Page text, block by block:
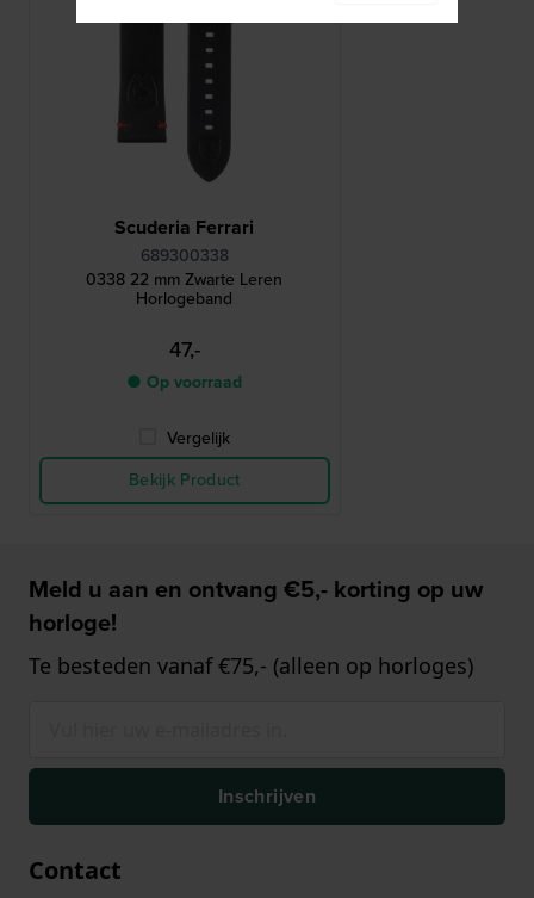
Scuderia Ferrari
689300338
0338 22 mm Zwarte Leren
Horlogeband
47,-
● Op voorraad
Vergelijk
Bekijk Product
Meld u aan en ontvang €5,- korting op uw
horloge!
Te besteden vanaf €75,- (alleen op horloges)
Inschrijven
Contact